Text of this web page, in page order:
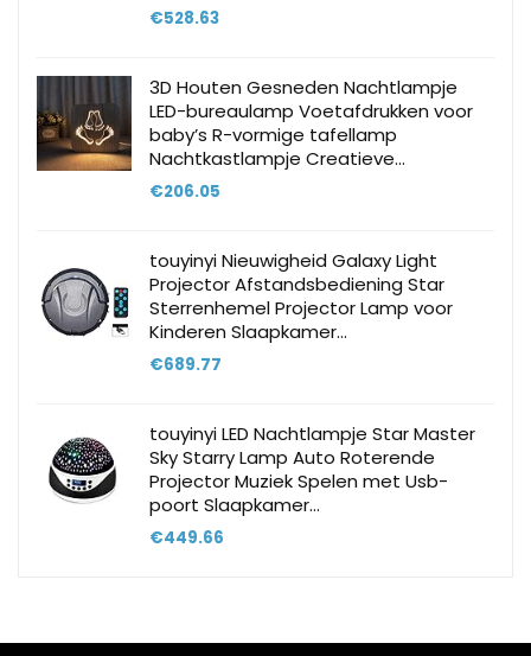
€528.63
3D Houten Gesneden Nachtlampje
LED-bureaulamp Voetafdrukken voor
baby’s R-vormige tafellamp
Nachtkastlampje Creatieve…
€206.05
touyinyi Nieuwigheid Galaxy Light
Projector Afstandsbediening Star
Sterrenhemel Projector Lamp voor
Kinderen Slaapkamer…
€689.77
touyinyi LED Nachtlampje Star Master
Sky Starry Lamp Auto Roterende
Projector Muziek Spelen met Usb-
poort Slaapkamer…
€449.66